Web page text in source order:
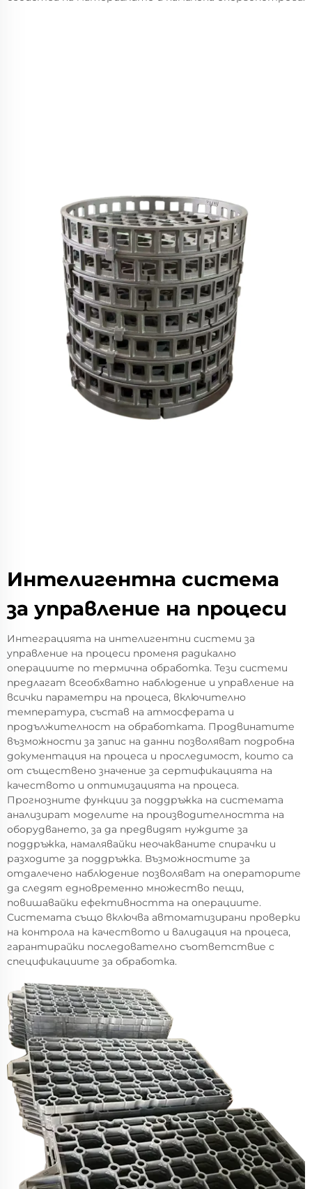
Интелигентна система
за управление на процеси
Интеграцията на интелигентни системи за
управление на процеси променя радикално
операциите по термична обработка. Тези системи
предлагат всеобхватно наблюдение и управление на
всички параметри на процеса, включително
температура, състав на атмосферата и
продължителност на обработката. Продвинатите
възможности за запис на данни позволяват подробна
документация на процеса и проследимост, които са
от съществено значение за сертификацията на
качеството и оптимизацията на процеса.
Прогнозните функции за поддръжка на системата
анализират моделите на производителността на
оборудването, за да предвидят нуждите за
поддръжка, намалявайки неочакваните спирачки и
разходите за поддръжка. Възможностите за
отдалечено наблюдение позволяват на операторите
да следят едновременно множество пещи,
повишавайки ефективността на операциите.
Системата също включва автоматизирани проверки
на контрола на качеството и валидация на процеса,
гарантирайки последователно съответствие с
спецификациите за обработка.